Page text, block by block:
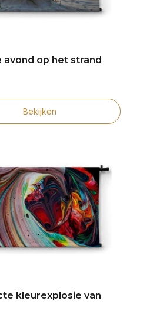
avond op het strand
Bekijken
kleurexplosie van